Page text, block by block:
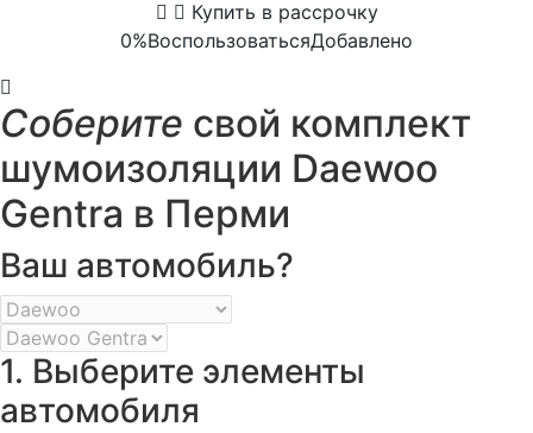
Купить в рассрочку
0%ВоспользоватьсяДобавлено
Соберите свой комплект
шумоизоляции Daewoo
Gentra в Перми
Ваш автомобиль?
1. Выберите элементы
автомобиля